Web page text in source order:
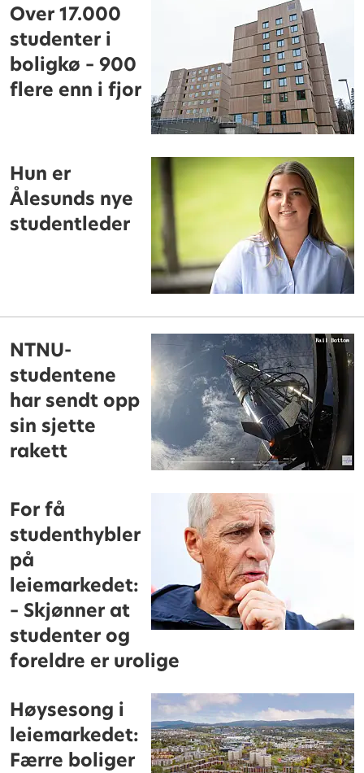
Over 17.000
studenter i
boligkø – 900
flere enn i fjor
Hun er
Ålesunds nye
studentleder
NTNU-
studentene
har sendt opp
sin sjette
rakett
For få
studenthybler
på
leiemarkedet:
– Skjønner at
studenter og
foreldre er urolige
Høysesong i
leiemarkedet:
Færre boliger